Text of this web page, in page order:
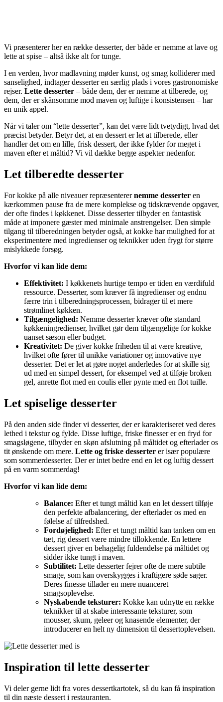
Vi præsenterer her en række desserter, der både er nemme at lave og
lette at spise – altså ikke alt for tunge.
I en verden, hvor madlavning møder kunst, og smag kolliderer med
sanselighed, indtager desserter en særlig plads i vores gastronomiske
rejser. Lette desserter – både dem, der er nemme at tilberede, og
dem, der er skånsomme mod maven og luftige i konsistensen – har
en unik appel.
Når vi taler om “lette desserter”, kan det være lidt tvetydigt, hvad det
præcist betyder. Betyr det, at en dessert er let at tilberede, eller
handler det om en lille, frisk dessert, der ikke fylder for meget i
maven efter et måltid? Vi vil dække begge aspekter nedenfor.
Let tilberedte desserter
For kokke på alle niveauer repræsenterernemme desserter en
kærkommen pause fra de mere komplekse og tidskrævende opgaver,
der ofte findes i køkkenet. Disse desserter tilbyder en fantastisk
måde at imponere gæster med minimale anstrengelser. Den simple
tilgang til tilberedningen betyder også, at kokke har mulighed for at
eksperimentere med ingredienser og teknikker uden frygt for større
mislykkede forsøg.
Hvorfor vi kan lide dem:
Effektivitet: I køkkenets hurtige tempo er tiden en værdifuld
ressource. Desserter, som kræver få ingredienser og endnu
færre trin i tilberedningsprocessen, bidrager til et mere
strømlinet køkken.
Tilgængelighed: Nemme desserter kræver ofte standard
køkkeningredienser, hvilket gør dem tilgængelige for kokke
uanset sæson eller budget.
Kreativitet: De giver kokke friheden til at være kreative,
hvilket ofte fører til unikke variationer og innovative nye
desserter. Det er let at gøre noget anderledes for at skille sig
ud med en simpel dessert, for eksempel ved at tilføje broken
gel, anrette flot med en coulis eller pynte med en flot tuille.
Let spiselige desserter
På den anden side finder vi desserter, der er karakteriseret ved deres
lethed i tekstur og fylde. Disse luftige, friske finesser er en fryd for
smagsløgene, tilbyder en skøn afslutning på måltidet og efterlader os
tit ønskende om mere. Lette og friske desserter er især populære
som sommerdesserter. Der er intet bedre end en let og luftig dessert
på en varm sommerdag!
Hvorfor vi kan lide dem:
Balance: Efter et tungt måltid kan en let dessert tilføje
den perfekte afbalancering, der efterlader os med en
følelse af tilfredshed.
Fordøjelighed: Efter et tungt måltid kan tanken om en
tæt, rig dessert være mindre tillokkende. En lettere
dessert giver en behagelig fuldendelse på måltidet og
sidder ikke tungt i maven.
Subtilitet: Lette desserter fejrer ofte de mere subtile
smage, som kan overskygges i kraftigere søde sager.
Deres finesse tillader en mere nuanceret
smagsoplevelse.
Nyskabende teksturer: Kokke kan udnytte en række
teknikker til at skabe interessante teksturer, som
mousser, skum, geleer og knasende elementer, der
introducerer en helt ny dimension til dessertoplevelsen.
Inspiration til lette desserter
Vi deler gerne lidt fra vores dessertkartotek, så du kan få inspiration
til din næste dessert i restauranten.